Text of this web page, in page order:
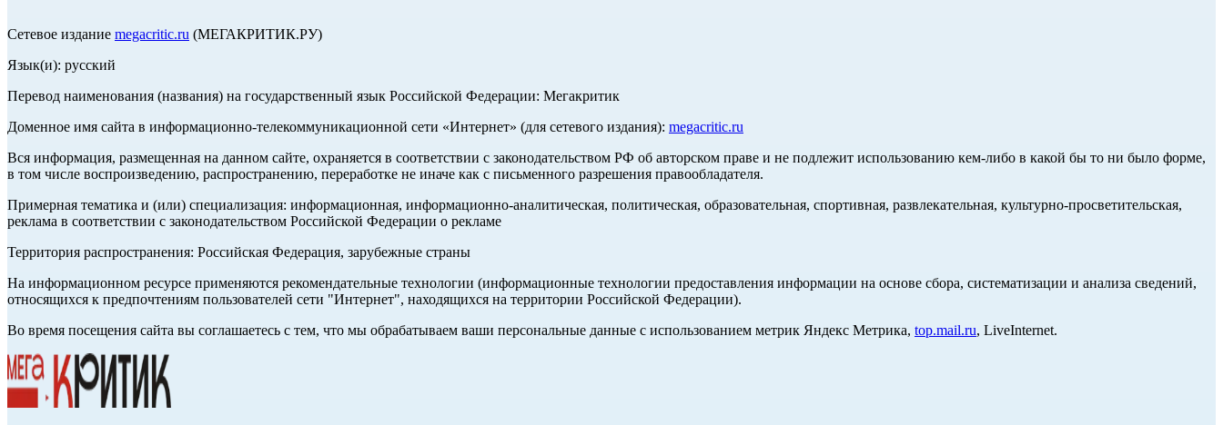
Сетевое издание megacritic.ru (МЕГАКРИТИК.РУ)
Язык(и): русский
Перевод наименования (названия) на государственный язык Российской Федерации: Мегакритик
Доменное имя сайта в информационно-телекоммуникационной сети «Интернет» (для сетевого издания): megacritic.ru
Вся информация, размещенная на данном сайте, охраняется в соответствии с законодательством РФ об авторском праве и не подлежит использованию кем-либо в какой бы то ни было форме,
в том числе воспроизведению, распространению, переработке не иначе как с письменного разрешения правообладателя.
Примерная тематика и (или) специализация: информационная, информационно-аналитическая, политическая, образовательная, спортивная, развлекательная, культурно-просветительская,
реклама в соответствии с законодательством Российской Федерации о рекламе
Территория распространения: Российская Федерация, зарубежные страны
На информационном ресурсе применяются рекомендательные технологии (информационные технологии предоставления информации на основе сбора, систематизации и анализа сведений,
относящихся к предпочтениям пользователей сети "Интернет", находящихся на территории Российской Федерации).
Во время посещения сайта вы соглашаетесь с тем, что мы обрабатываем ваши персональные данные с использованием метрик Яндекс Метрика, top.mail.ru, LiveInternet.